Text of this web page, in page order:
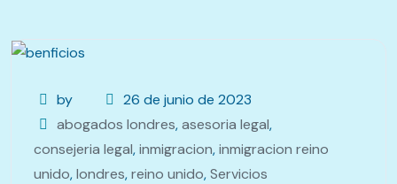
by
26 de junio de 2023
abogados londres,asesoria legal,
consejeria legal,inmigracion,inmigracion reino
unido,londres,reino unido,Servicios